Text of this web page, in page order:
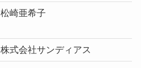
松崎亜希子
株式会社サンディアス